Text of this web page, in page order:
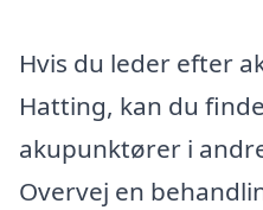
Hvis du leder efter
Hatting, kan du
akupunktører i
Overvej en